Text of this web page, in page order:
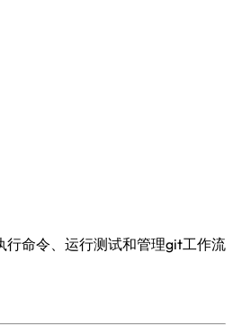
行命令、运行测试和管理git工作流